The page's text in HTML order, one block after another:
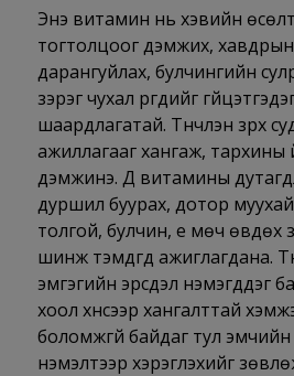
Энэ витамин нь хэвийн
тогтолцоог дэмжих,
дарангуйлах, булчингийн
зэрэг чухал үүргүүдийг
шаардлагатай. Түүнчлэн зүрх
ажиллагааг хангаж, тархины
дэмжинэ. Д витамины
дуршил буурах, дотор муухай
толгой, булчин, үе мөч өвдөх
шинж тэмдгүүд ажиглагдана.
эмгэгийн эрсдэл нэмэгддэг
хоол хүнсээр хангалттай
боломжгүй байдаг тул
нэмэлтээр хэрэглэхийг